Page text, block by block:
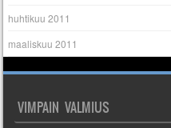
huhtikuu 2011
maaliskuu 2011
VIMPAIN VALMIUS